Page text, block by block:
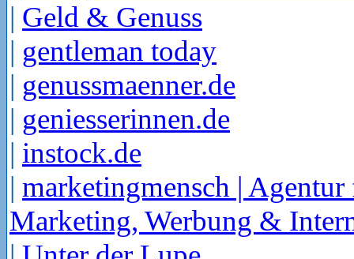
| Geld & Genuss
| gentleman today
| genussmaenner.de
| geniesserinnen.de
| instock.de
| marketingmensch | Agentur
Marketing, Werbung &